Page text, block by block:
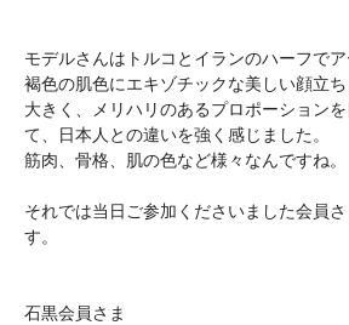
モデルさんはトルコとイランのハーフでア
褐色の肌色にエキゾチックな美しい顔立
大きく、メリハリのあるプロポーション
て、日本人との違いを強く感じました。
筋肉、骨格、肌の色など様々なんですね。
それでは当日ご参加くださいました会員
す。
石黒会員さま